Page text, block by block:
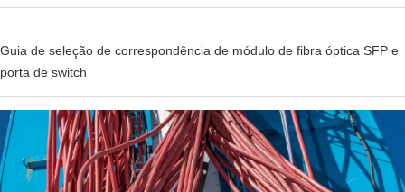
Guia de seleção de correspondência de módulo de fibra óptica SFP e
porta de switch